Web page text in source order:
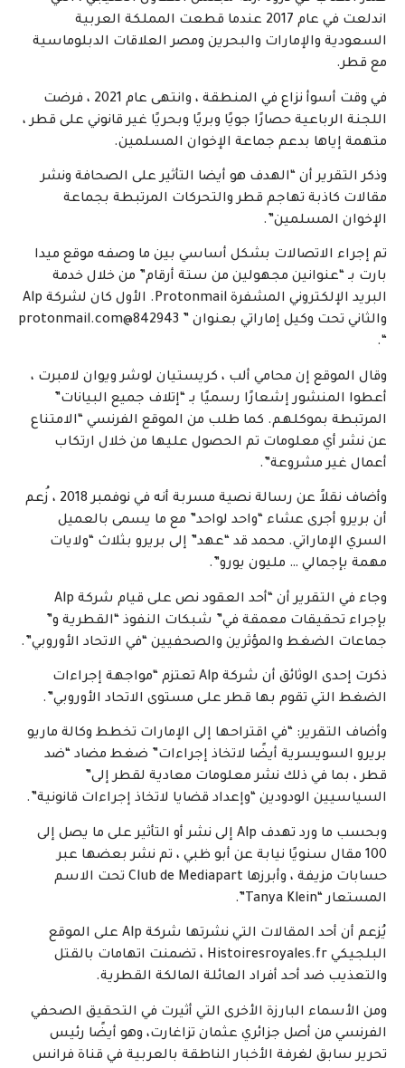
اندلعت في عام 2017 عندما قطعت المملكة العربية
السعودية والإمارات والبحرين ومصر العلاقات الدبلوماسية
مع قطر.
في وقت أسوأ نزاع في المنطقة ، وانتهى عام 2021 ، فرضت
اللجنة الرباعية حصارًا جويًا وبريًا وبحريًا غير قانوني على قطر ،
متهمة إياها بدعم جماعة الإخوان المسلمين.
وذكر التقرير أن “الهدف هو أيضا التأثير على الصحافة ونشر
مقالات كاذبة تهاجم قطر والتحركات المرتبطة بجماعة
الإخوان المسلمين”.
تم إجراء الاتصالات بشكل أساسي بين ما وصفه موقع ميدا
بارت بـ “عنوانين مجهولين من ستة أرقام” من خلال خدمة
البريد الإلكتروني المشفرة Protonmail. الأول كان لشركة Alp
والثاني تحت وكيل إماراتي بعنوان ” 842943@protonmail.com
“.
وقال الموقع إن محامي ألب ، كريستيان لوشر ويوان لامبرت ،
أعطوا المنشور إشعارًا رسميًا بـ “إتلاف جميع البيانات”
المرتبطة بموكلهم. كما طلب من الموقع الفرنسي “الامتناع
عن نشر أي معلومات تم الحصول عليها من خلال ارتكاب
أعمال غير مشروعة”.
وأضاف نقلاً عن رسالة نصية مسربة أنه في نوفمبر 2018 ، زُعم
أن بريرو أجرى عشاء “واحد لواحد” مع ما يسمى بالعميل
السري الإماراتي. محمد قد “عهد” إلى بريرو بثلاث “ولايات
مهمة بإجمالي … مليون يورو”.
وجاء في التقرير أن “أحد العقود نص على قيام شركة Alp
بإجراء تحقيقات معمقة في” شبكات النفوذ “القطرية و”
جماعات الضغط والمؤثرين والصحفيين “في الاتحاد الأوروبي”.
ذكرت إحدى الوثائق أن شركة Alp تعتزم “مواجهة إجراءات
الضغط التي تقوم بها قطر على مستوى الاتحاد الأوروبي”.
وأضاف التقرير: “في اقتراحها إلى الإمارات تخطط وكالة ماريو
بريرو السويسرية أيضًا لاتخاذ إجراءات” ضغط مضاد “ضد
قطر ، بما في ذلك نشر معلومات معادية لقطر إلى”
السياسيين الودودين “وإعداد قضايا لاتخاذ إجراءات قانونية”.
وبحسب ما ورد تهدف Alp إلى نشر أو التأثير على ما يصل إلى
100 مقال سنويًا نيابة عن أبو ظبي ، تم نشر بعضها عبر
حسابات مزيفة ، وأبرزها Club de Mediapart تحت الاسم
المستعار “Tanya Klein”.
يُزعم أن أحد المقالات التي نشرتها شركة Alp على الموقع
البلجيكي Histoiresroyales.fr ، تضمنت اتهامات بالقتل
والتعذيب ضد أحد أفراد العائلة المالكة القطرية.
ومن الأسماء البارزة الأخرى التي أثيرت في التحقيق الصحفي
الفرنسي من أصل جزائري عثمان تزاغارت، وهو أيضًا رئيس
تحرير سابق لغرفة الأخبار الناطقة بالعربية في قناة فرانس